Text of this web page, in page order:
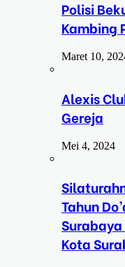
Polisi
Kambing
Maret 10,
Alexis
Gereja
Mei 4, 2024
Tahun
Surabaya
Kota